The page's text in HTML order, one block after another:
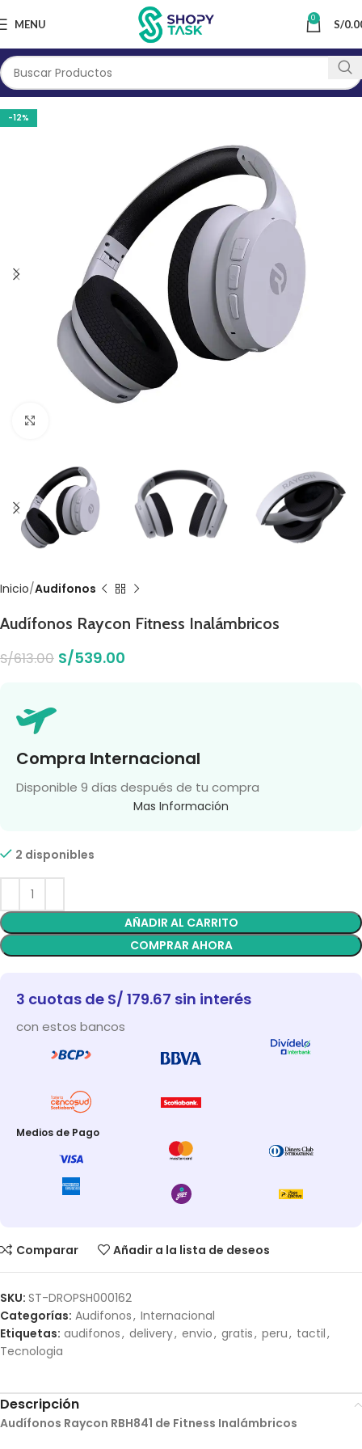
MENU 0 S/
-12%
Inicio Audifonos
Audífonos Raycon Fitness Inalámbricos
S/613.00 S/539.00
Compra Internacional
Disponible 9 días después de tu compra
Mas Información
2 disponibles
AÑADIR AL CARRITO
COMPRAR AHORA
3 cuotas de S/ 179.67 sin interés
con estos bancos
Medios de Pago
Comparar Añadir a la lista de deseos
SKU: ST-DROPSH000162
Categorías: Audifonos, Internacional
Etiquetas: audifonos, delivery, envio, gratis, peru, tactil,
Tecnologia
Descripción
Audífonos Raycon RBH841 de Fitness Inalámbricos